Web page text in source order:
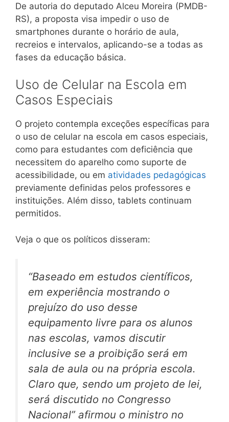
De autoria do deputado Alceu Moreira (PMDB-
RS), a proposta visa impedir o uso de
smartphones durante o horário de aula,
recreios e intervalos, aplicando-se a todas as
fases da educação básica.
Uso de Celular na Escola em
Casos Especiais
O projeto contempla exceções específicas para
o uso de celular na escola em casos especiais,
como para estudantes com deficiência que
necessitem do aparelho como suporte de
acessibilidade, ou em atividades pedagógicas
previamente definidas pelos professores e
instituições. Além disso, tablets continuam
permitidos.
Veja o que os políticos disseram:
“Baseado em estudos científicos,
em experiência mostrando o
prejuízo do uso desse
equipamento livre para os alunos
nas escolas, vamos discutir
inclusive se a proibição será em
sala de aula ou na própria escola.
Claro que, sendo um projeto de lei,
será discutido no Congresso
Nacional” afirmou o ministro no